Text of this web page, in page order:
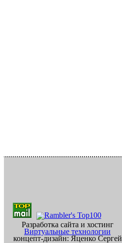
Разработка сайта и хостинг
Виртуальные технологии
концепт-дизайн: Яценко Сергей